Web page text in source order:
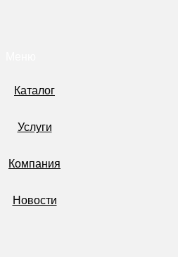
Каталог
Услуги
Компания
Новости